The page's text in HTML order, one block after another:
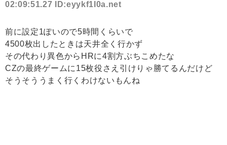
02:09:51.27 ID:eyykf1I0a.net
前に設定1ぽいので5時間くらいで
4500枚出したときは天井全く行かず
その代わり異色からHRに4割方ぶちこめたな
CZの最終ゲームに15枚役さえ引けりゃ勝てるんだけど
そうそううまく行くわけないもんね